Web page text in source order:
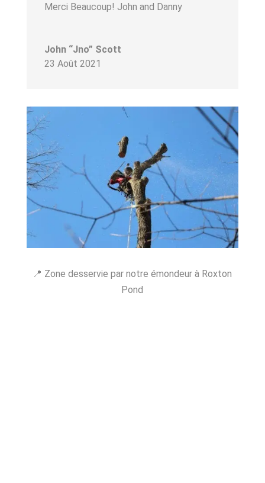
Merci Beaucoup! John and Danny
John “Jno” Scott
23 Août 2021
📍 Zone desservie par notre émondeur à Roxton
Pond